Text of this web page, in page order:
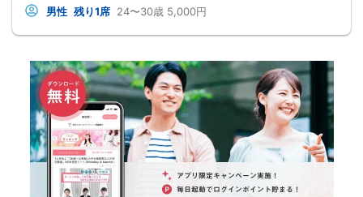
男性 残り1席 24〜30歳 5,000円